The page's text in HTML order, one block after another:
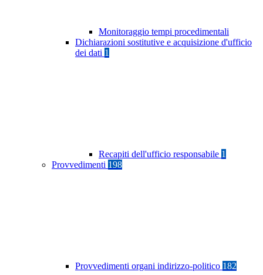
Monitoraggio tempi procedimentali
Dichiarazioni sostitutive e acquisizione d'ufficio
dei dati 1
Recapiti dell'ufficio responsabile 1
Provvedimenti 198
Provvedimenti organi indirizzo-politico 182